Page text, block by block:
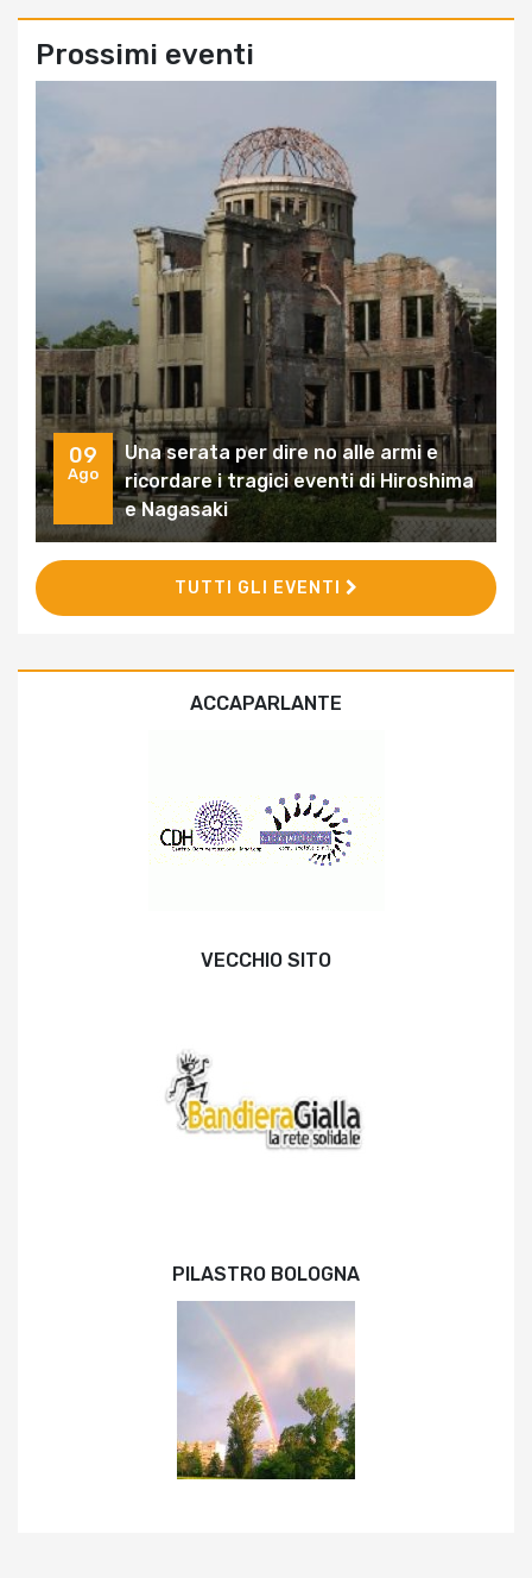
Prossimi eventi
09
Ago
Una serata per dire no alle armi e
ricordare i tragici eventi di Hiroshima
e Nagasaki
TUTTI GLI EVENTI
ACCAPARLANTE
VECCHIO SITO
PILASTRO BOLOGNA